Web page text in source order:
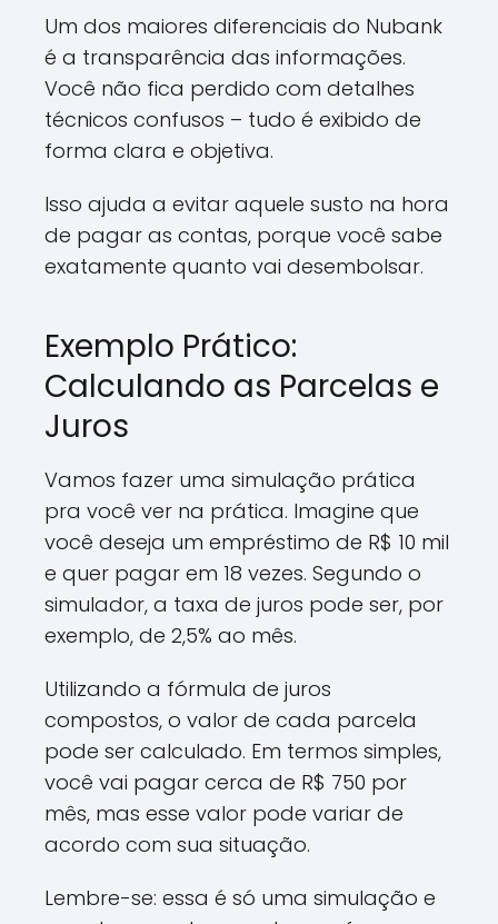
Um dos maiores diferenciais do Nubank
é a transparência das informações.
Você não fica perdido com detalhes
técnicos confusos – tudo é exibido de
forma clara e objetiva.
Isso ajuda a evitar aquele susto na hora
de pagar as contas, porque você sabe
exatamente quanto vai desembolsar.
Exemplo Prático:
Calculando as Parcelas e
Juros
Vamos fazer uma simulação prática
pra você ver na prática. Imagine que
você deseja um empréstimo de R$ 10 mil
e quer pagar em 18 vezes. Segundo o
simulador, a taxa de juros pode ser, por
exemplo, de 2,5% ao mês.
Utilizando a fórmula de juros
compostos, o valor de cada parcela
pode ser calculado. Em termos simples,
você vai pagar cerca de R$ 750 por
mês, mas esse valor pode variar de
acordo com sua situação.
Lembre-se: essa é só uma simulação e